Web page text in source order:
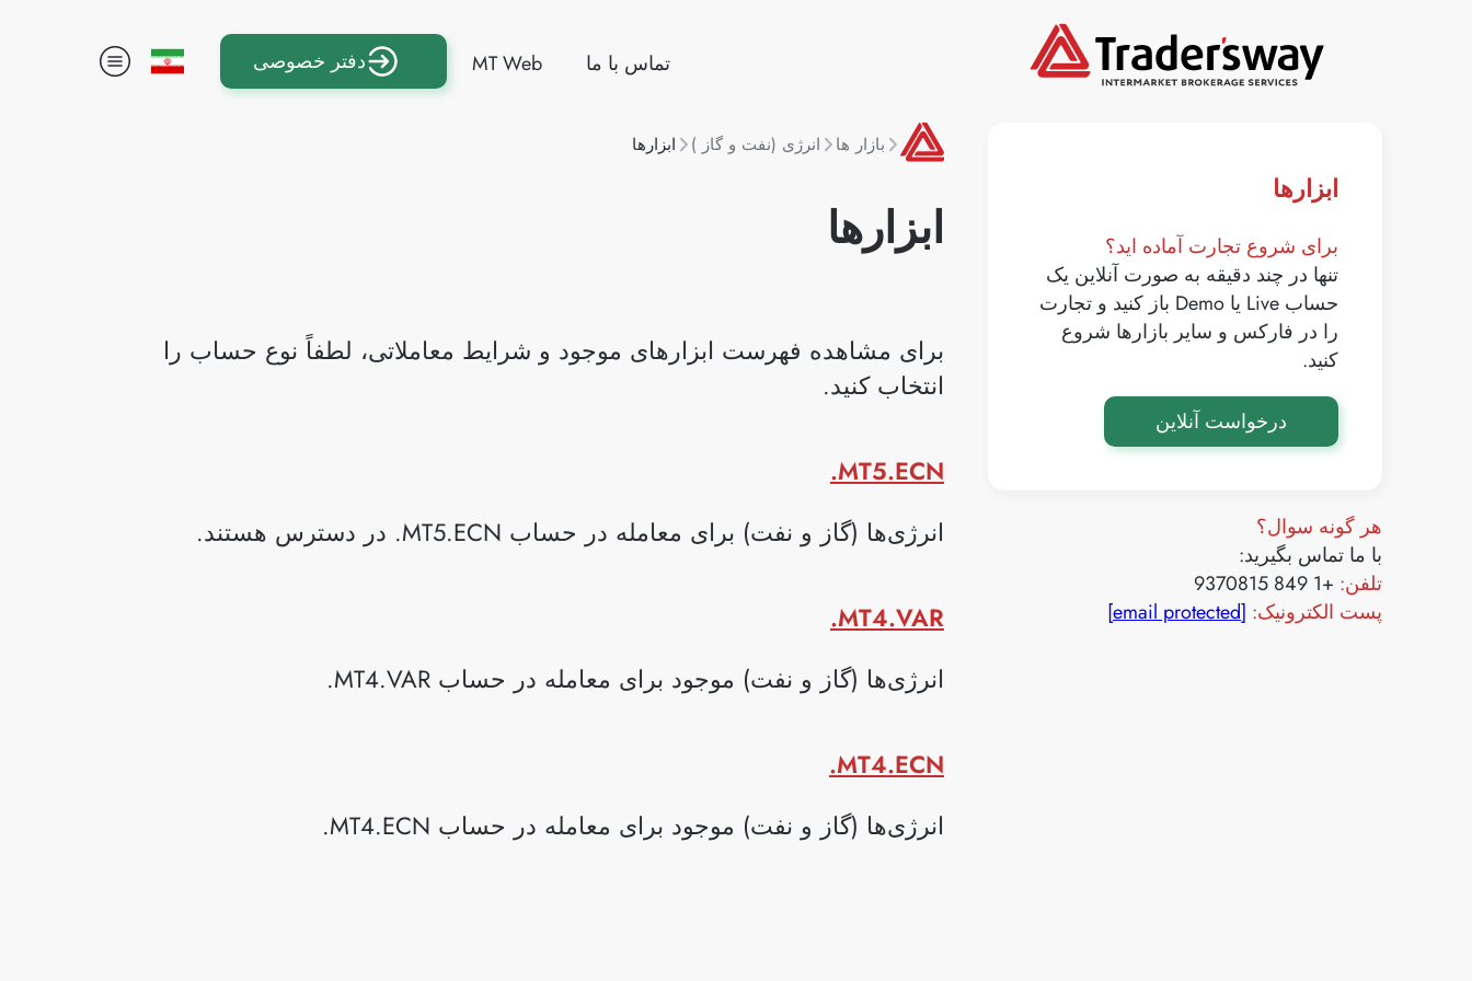
تماس با ما MT Web دفتر خصوصی
ابزارها
برای شروع تجارت آماده اید؟
تنها در چند دقیقه به صورت آنلاین یک
حساب Live یا Demo باز کنید و تجارت
را در فارکس و سایر بازارها شروع
کنید.
درخواست آنلاین
هر گونه سوال؟
با ما تماس بگیرید:
تلفن: +1 849 9370815
پست الکترونیک: [email protected]
بازار ها انرژی (نفت و گاز ) ابزارها
ابزارها
برای مشاهده فهرست ابزارهای موجود و شرایط معاملاتی، لطفاً نوع حساب را
انتخاب کنید.
MT5.ECN.
انرژی‌ها (گاز و نفت) برای معامله در حساب MT5.ECN. در دسترس هستند.
MT4.VAR.
انرژی‌ها (گاز و نفت) موجود برای معامله در حساب MT4.VAR.
MT4.ECN.
انرژی‌ها (گاز و نفت) موجود برای معامله در حساب MT4.ECN.